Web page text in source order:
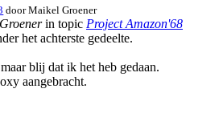
doorMaikel Groener
in topic Project Amazon'68
het achterste gedeelte.
blij dat ik het heb gedaan.
aangebracht.